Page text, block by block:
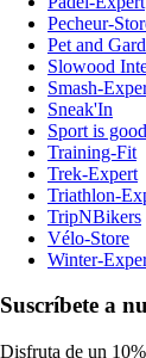
Pecheur-
Pet and
Slowood
Smash-
Sneak'In
Sport is good
Training-Fit
Trek-Expert
Triathlon-
TripNBikers
Vélo-Store
Winter-
Suscríbete a
Disfruta de un